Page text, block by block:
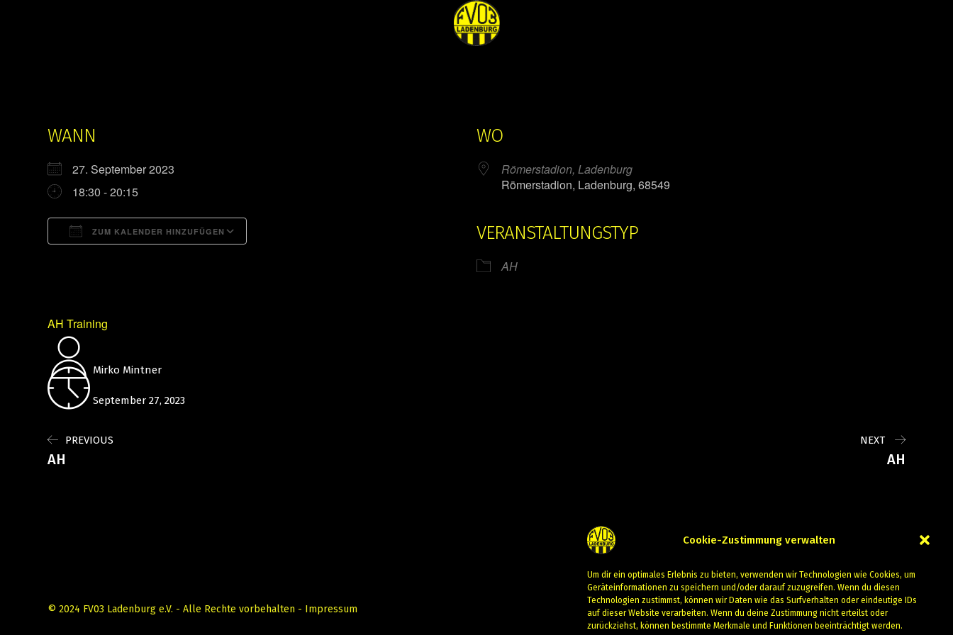
Cookie-Zustimmung verwalten
Um dir ein optimales Erlebnis zu bieten, verwenden wir Technologien wie Cookies, um
Geräteinformationen zu speichern und/oder darauf zuzugreifen. Wenn du diesen
Technologien zustimmst, können wir Daten wie das Surfverhalten oder eindeutige IDs
auf dieser Website verarbeiten. Wenn du deine Zustimmung nicht erteilst oder
zurückziehst, können bestimmte Merkmale und Funktionen beeinträchtigt werden.
WANN
27. September 2023
18:30 - 20:15
ZUM KALENDER HINZUFÜGEN
iCalendar
WO
Römerstadion, Ladenburg
Römerstadion, Ladenburg, 68549
VERANSTALTUNGSTYP
AH
AH Training
Mirko Mintner
September 27, 2023
PREVIOUS
AH
NEXT
AH
© 2024 FV03 Ladenburg e.V. - Alle Rechte vorbehalten - Impressum